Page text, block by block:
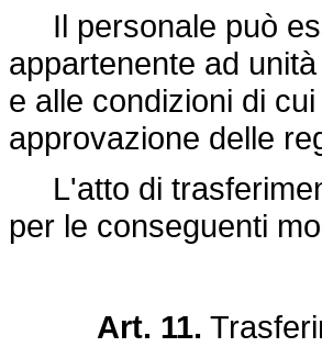
Il personale può
appartenente ad
e alle condizioni di
approvazione delle
L'atto di
per le conseguenti
Art. 11.